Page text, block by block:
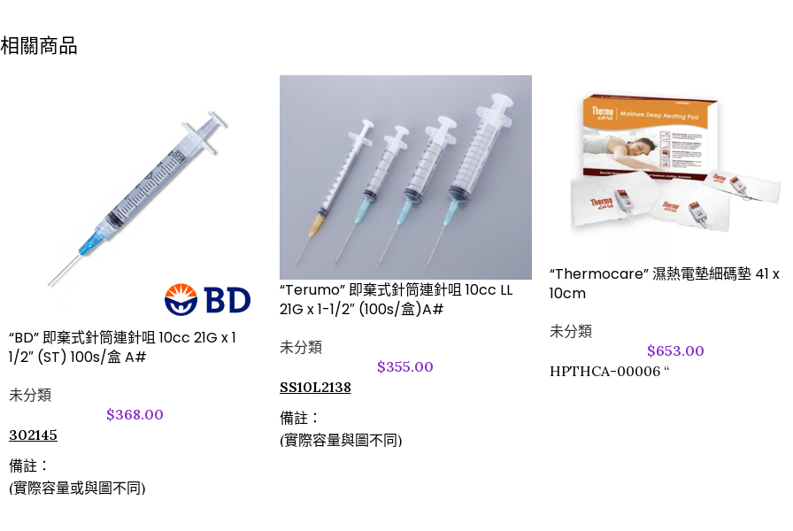
相關商品
“BD” 即棄式針筒連針咀 10cc 21G x 1
1/2″ (ST) 100s/盒 A#
未分類
$368.00
302145
備註：
(實際容量或與圖不同)
“Terumo” 即棄式針筒連針咀 10cc LL
21G x 1-1/2″ (100s/盒)A#
未分類
$355.00
SS10L2138
備註：
(實際容量與圖不同)
“Thermocare” 濕熱電墊細碼墊 41 x
10cm
未分類
$653.00
HPTHCA-00006 “